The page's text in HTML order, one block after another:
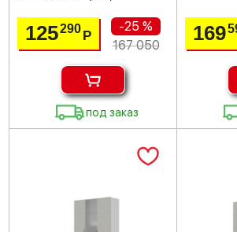
125290Р
-25 %
167 050
под заказ
169